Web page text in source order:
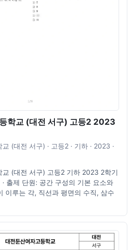
학교 (대전 서구) 고등2 2023
(대전 서구) · 고등2 · 기하 · 2023 ·
교 (대전 서구) 고등2 기하 2023 2학기
출제 단원: 공간 구성의 기본 요소와
이루는 각, 직선과 평면의 수직, 삼수